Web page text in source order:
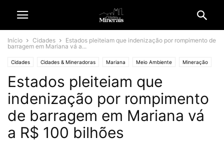
Início Cidades
Estados pleiteiam que indenização por rompimento de
barragem em Mariana vá a...
Cidades Cidades & Mineradoras Mariana Meio Ambiente Mineração
Estados pleiteiam que
indenização por rompimento
de barragem em Mariana vá
a R$ 100 bilhões